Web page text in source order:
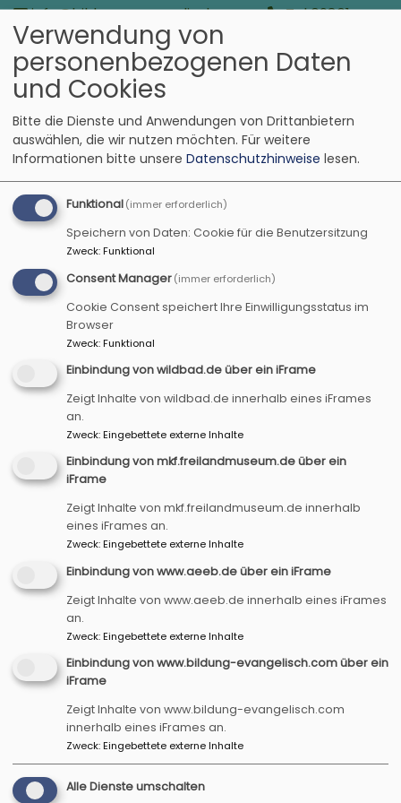
Direkt
zum
Inhalt
info@bildung-evangelisch.com
Tel 09861-
977-600
"Bildung evangelisch zwischen Tauber
und Aisch, Taubertalweg 42, 91541 Rothenburg
o.d. Tauber
Bildung evangelisch
in der Region zwischen Tauber und Aisch
Hauptnavigation
Stadtpilgern
Rothenburg
Hauptnavigation
Startseite
Acht Themenfelder
Berna Himmelsbahnen
Stadtpilgern
Landesgartenschau
Fußbereichsmenü
Impressum
Cookie-Einstellungen
Datenschutzerklärung
Barrierefreiheitserklärung
Verwendung von
personenbezogenen Daten
und Cookies
Bitte die Dienste und Anwendungen von Drittanbietern
auswählen, die wir nutzen möchten. Für weitere
Informationen bitte unsere Datenschutzhinweise lesen.
Funktional(immer erforderlich)
Speichern von Daten: Cookie für die Benutzersitzung
Zweck:Funktional
Consent Manager(immer erforderlich)
Cookie Consent speichert Ihre Einwilligungsstatus im
Browser
Zweck:Funktional
Einbindung von wildbad.de über ein iFrame
Zeigt Inhalte von wildbad.de innerhalb eines iFrames
an.
Zweck:Eingebettete externe Inhalte
Einbindung von mkf.freilandmuseum.de über ein
iFrame
Zeigt Inhalte von mkf.freilandmuseum.de innerhalb
eines iFrames an.
Zweck:Eingebettete externe Inhalte
Einbindung von www.aeeb.de über ein iFrame
Zeigt Inhalte von www.aeeb.de innerhalb eines iFrames
an.
Zweck:Eingebettete externe Inhalte
Einbindung von www.bildung-evangelisch.com über ein
iFrame
Zeigt Inhalte von www.bildung-evangelisch.com
innerhalb eines iFrames an.
Zweck:Eingebettete externe Inhalte
Alle Dienste umschalten